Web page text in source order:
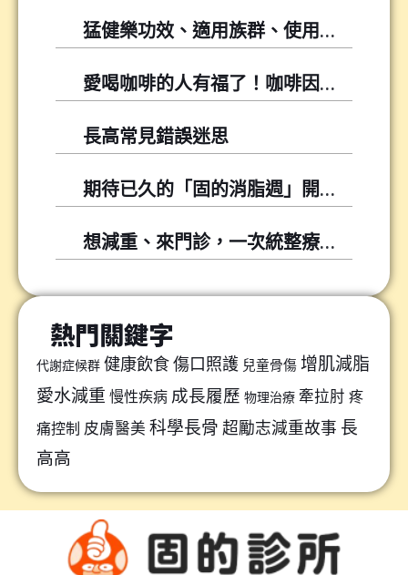
猛健樂功效、適用族群、使用方式與常見問題
愛喝咖啡的人有福了！咖啡因可以幫你降低尿酸！
長高常見錯誤迷思
期待已久的「固的消脂週」開跑囉～～
想減重、來門診，一次統整療程懶人包
熱門關鍵字
代謝症候群 健康飲食傷口照護 兒童骨傷 增肌減脂
愛水減重 慢性疾病 成長履歷 物理治療 牽拉肘 疼
痛控制 皮膚醫美 科學長骨 超勵志減重故事 長
高高